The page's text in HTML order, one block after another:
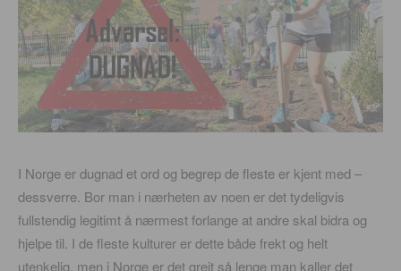
I Norge er dugnad et ord og begrep de fleste er kjent med –
dessverre. Bor man i nærheten av noen er det tydeligvis
fullstendig legitimt å nærmest forlange at andre skal bidra og
hjelpe til. I de fleste kulturer er dette både frekt og helt
utenkelig, men i Norge er det greit så lenge man kaller det